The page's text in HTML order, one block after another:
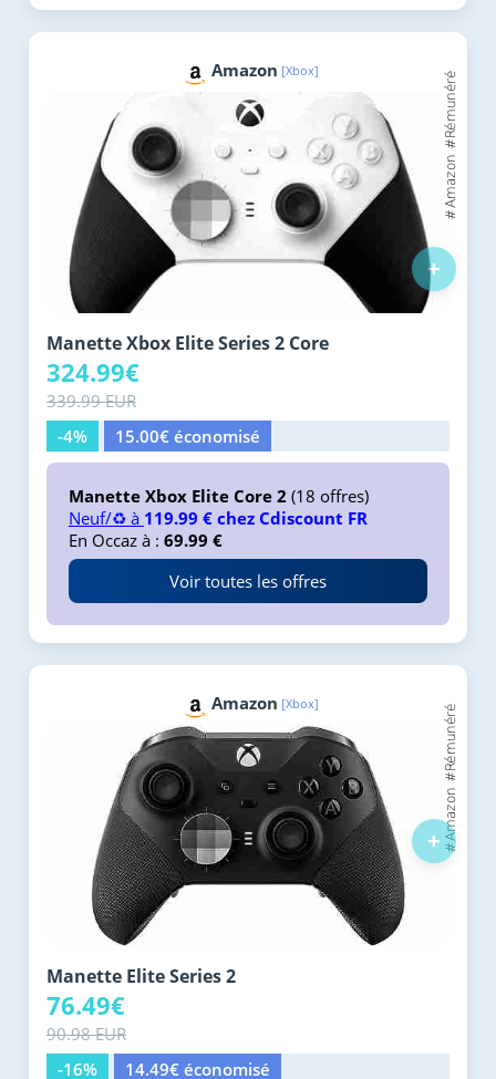
Amazon [Xbox]
Manette Xbox Elite Series 2 Core
324.99€
339.99 EUR
-4%
15.00€ économisé
Manette Xbox Elite Core 2 (18 offres)
Neuf/♻️ à 119.99 € chez Cdiscount FR
En Occaz à : 69.99 €
Voir toutes les offres
+
Amazon [Xbox]
Manette Elite Series 2
76.49€
90.98 EUR
-16%
14.49€ économisé
+